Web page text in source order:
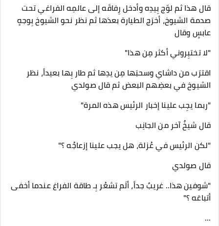
قال هذا ثم لوّج بِيدِه وأدخل رِفاقَه إلى عالمِه الفراغي تحت
صدمة الشيوخ، أخرَج الطيارة بعدَها ثم نظر نحو الشيوخ بِوجهٍ
عابسٍ وقال
"لا تختبِروني أكثر مِن هذا"
اقترَب من داشاي وسحبَها مِن يدِها ثم طار بِها بعيداً، نظر
الشيوخ في بعضِهم البعض ثم قال صولدي
"ربما يجِب علينا إخبار الرئيس هذه المرة"
قال شيخٌ آخر من الجانِب
"لكن الرئيس في عُزلة، هل يجب علينا إزعاجُه ؟"
قال صولدي
"شوفين هذا.. غريبٌ جداً، ألَم تشعُر بِـ طاقة الفراغ عندما أخفى
أتباعَه ؟"
...